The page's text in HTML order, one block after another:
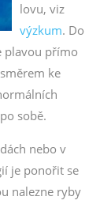
lovu, viz
výzkum. Do
plavou přímo
ke
sobě.
nebo v
je ponořit se
nalezne ryby